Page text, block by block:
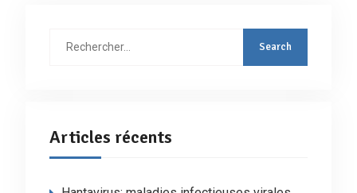
Articles récents